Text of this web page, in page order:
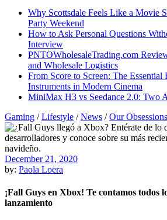
Why Scottsdale Feels Like a Movie
Party Weekend
How to Ask Personal Questions
Interview
PNTOWholesaleTrading.com
and Wholesale Logistics
From Score to Screen: The Essential
Instruments in Modern Cinema
MiniMax H3 vs Seedance 2.0: Two
Gaming /Lifestyle /News /Our Obsessions
December 21, 2020
by: Paola Loera
¡Fall Guys en Xbox! Te contamos todos
lanzamiento